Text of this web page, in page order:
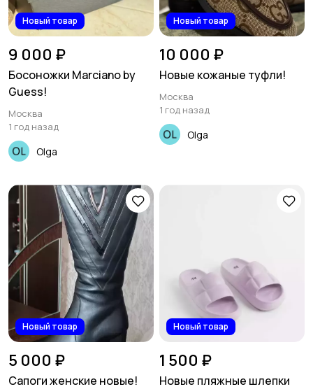
Новый товар
9 000 ₽
Босоножки Marciano by
Guess!
Москва
1 год назад
Olga
Новый товар
10 000 ₽
Новые кожаные туфли!
Москва
1 год назад
Olga
Новый товар
5 000 ₽
Сапоги женские новые!
Новый товар
1 500 ₽
Новые пляжные шлепки